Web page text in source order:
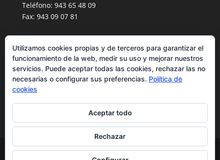
Teléfono: 943 65 48 09
Fax: 943 09 07 81
Desarrollado poranfora.net
Utilizamos cookies propias y de terceros para garantizar el
funcionamiento de la web, medir su uso y mejorar nuestros
servicios. Puede aceptar todas las cookies, rechazar las no
necesarias o configurar sus preferencias. Política de
cookies
Aceptar todo
Rechazar